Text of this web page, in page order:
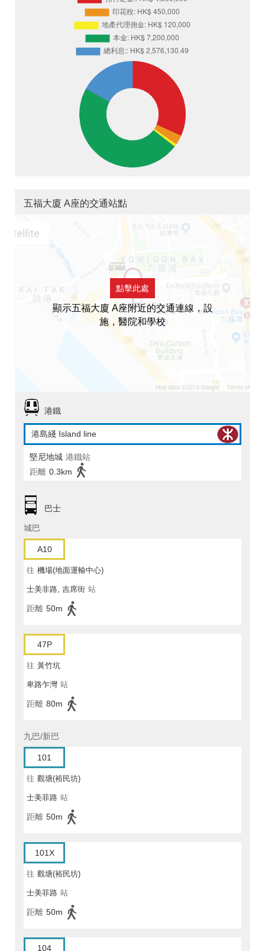
五福大廈 A座的交通站點
點擊此處
顯示五福大廈 A座附近的交通連線，設
施，醫院和學校
港鐵
港島綫 Island line
堅尼地城 港鐵站
距離 0.3km
巴士
城巴
A10
往 機場(地面運輸中心)
士美非路, 吉席街 站
距離 50m
47P
往 黃竹坑
卑路乍灣 站
距離 80m
九巴/新巴
101
往 觀塘(裕民坊)
士美菲路 站
距離 50m
101X
往 觀塘(裕民坊)
士美菲路 站
距離 50m
104